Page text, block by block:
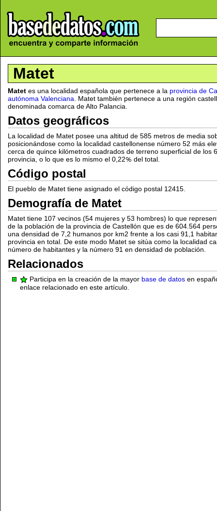
Matet
Matet es una localidad española que pertenece a la provincia de
autónoma Valenciana . Matet también pertenece a una región
denominada comarca de Alto Palancia.
Datos geográficos
La localidad de Matet posee una altitud de 585 metros de media
posicionándose como la localidad castellonense número 52 más
cerca de quince kilómetros cuadrados de terreno superficial de los
provincia, o lo que es lo mismo el 0,22
del total.
Código postal
El pueblo de Matet tiene asignado el código postal 12415.
Demografía de Matet
Matet tiene 107 vecinos (54 mujeres y 53 hombres) lo que
de la población de la provincia de Castellón que es de 604.564
una densidad de 7,2 humanos por km2 frente a los casi 91,1
provincia en total. De este modo Matet se sitúa como la localidad
número de habitantes y la número 91 en densidad de población.
Relacionados
Participa en la creación de la mayor base de datos en
enlace relacionado en este artículo.